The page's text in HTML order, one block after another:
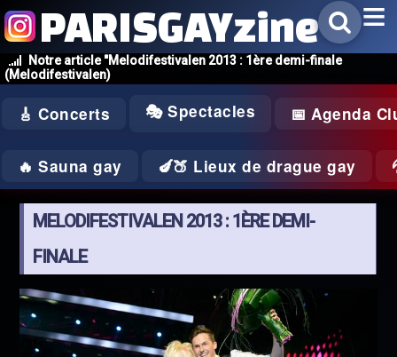
Notre article "Melodifestivalen 2013 : 1ère demi-finale
(Melodifestivalen)
PARISGAYzine
🎸 Concerts 🎭 Spectacles 📅 Agenda
🔥 Sauna gay 🍆🍑 Lieux de drague gay
MELODIFESTIVALEN 2013 : 1ÈRE DEMI-
FINALE